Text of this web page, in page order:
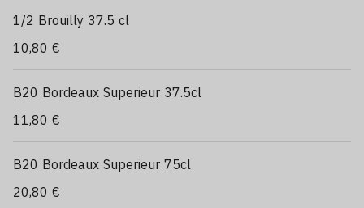
1/2 Brouilly 37.5 cl
10,80 €
B20 Bordeaux Superieur 37.5cl
11,80 €
B20 Bordeaux Superieur 75cl
20,80 €